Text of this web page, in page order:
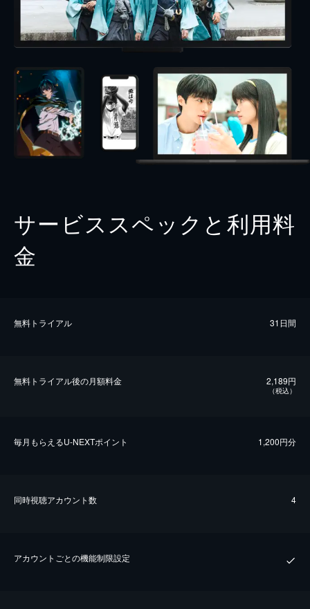
サービススペックと利用料
金
無料トライアル 31日間
無料トライアル後の⽉額料金 2,189円
（税込）
毎⽉もらえるU-NEXTポイント 1,200円分
同時視聴アカウント数 4
アカウントごとの機能制限設定